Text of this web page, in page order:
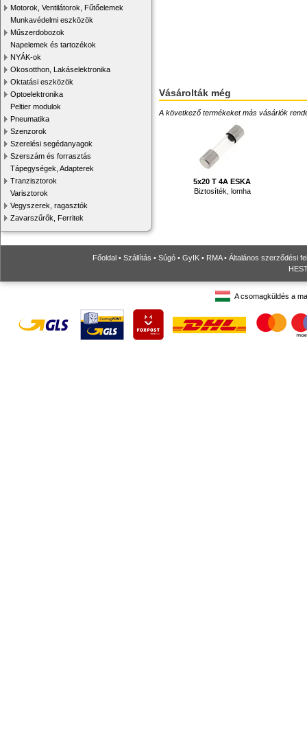
Motorok, Ventilátorok, Fűtőelemek
Munkavédelmi eszközök
Műszerdobozok
Napelemek és tartozékok
NYÁK-ok
Okosotthon, Lakáselektronika
Oktatási eszközök
Optoelektronika
Peltier modulok
Pneumatika
Szenzorok
Szerelési segédanyagok
Szerszám és forrasztás
Tápegységek, Adapterek
Tranzisztorok
Varisztorok
Vegyszerek, ragasztók
Zavarszűrők, Ferritek
Vásárolták még
A következő termékeket más vásárlók
5x20 T 4A ESKA
Biztosíték, lomha
Főoldal • Szállítás • Súgó • GyIK • RMA• Általános szerződési
A csomagküldés a